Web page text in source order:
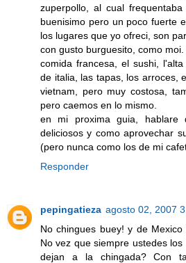
zuperpollo, al cual
buenisimo pero un poco fuerte
los lugares que yo ofreci, son
con gusto burguesito, como
comida francesa, el sushi,
de italia, las tapas, los arroces,
vietnam, pero muy costosa,
pero caemos en lo mismo.
en mi proxima guia, hablare
deliciosos y como aprovechar
(pero nunca como los de mi
Responder
pepingatieza agosto 02, 2007
No chingues buey! y de
No vez que siempre ustedes
dejan a la chingada? Con